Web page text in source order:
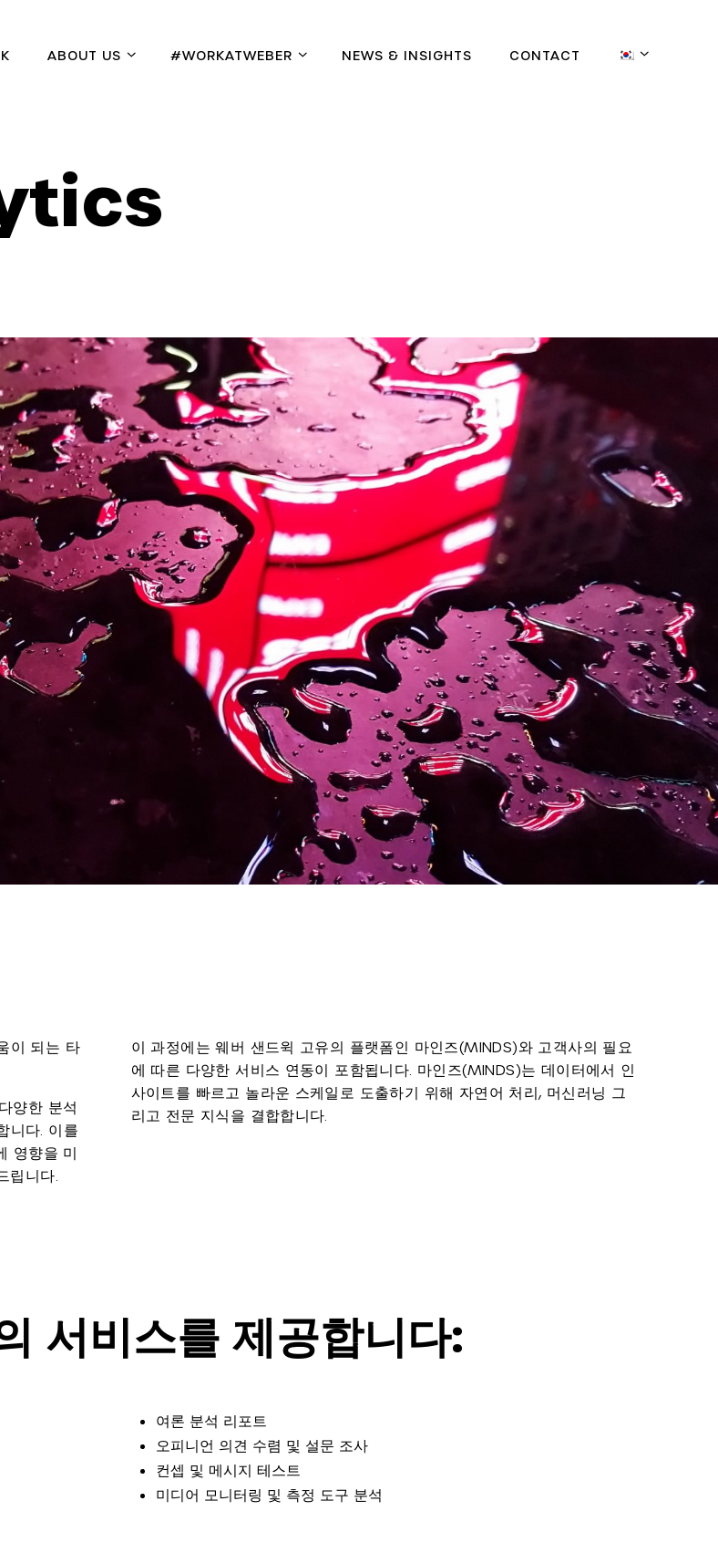
ABOUT US #WORKATWEBER NEWS & INSIGHTS CONTACT
이 되는 타
양한 분석
니다. 이를
영향을 미
립니다.
이 과정에는 웨버 샌드윅 고유의 플랫폼인 마인즈(MINDS)와 고객사의 필요
에 따른 다양한 서비스 연동이 포함됩니다. 마인즈(MINDS)는 데이터에서 인
사이트를 빠르고 놀라운 스케일로 도출하기 위해 자연어 처리, 머신러닝 그
리고 전문 지식을 결합합니다.
서비스를 제공합니다:
여론 분석 리포트
오피니언 의견 수렴 및 설문 조사
컨셉 및 메시지 테스트
미디어 모니터링 및 측정 도구 분석